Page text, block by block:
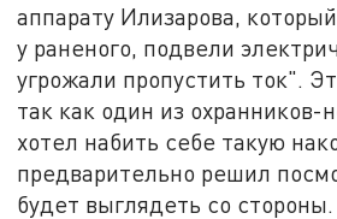
аппарату Илизарова,
у раненого, подвели
угрожали пропустить ток".
так как один из охранников-
хотел набить себе такую
предварительно решил
будет выглядеть со стороны.